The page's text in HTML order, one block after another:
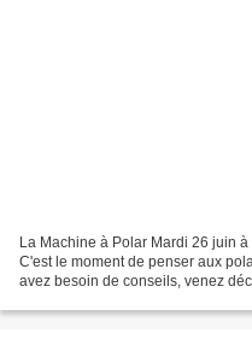
La Machine à Polar Mardi 26 juin
C'est le moment de penser aux
avez besoin de conseils, venez